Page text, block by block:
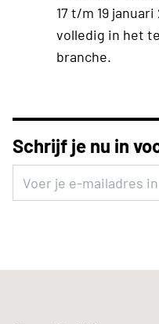
17 t/m 19
volledig in het
branche.
Schrijf je nu in